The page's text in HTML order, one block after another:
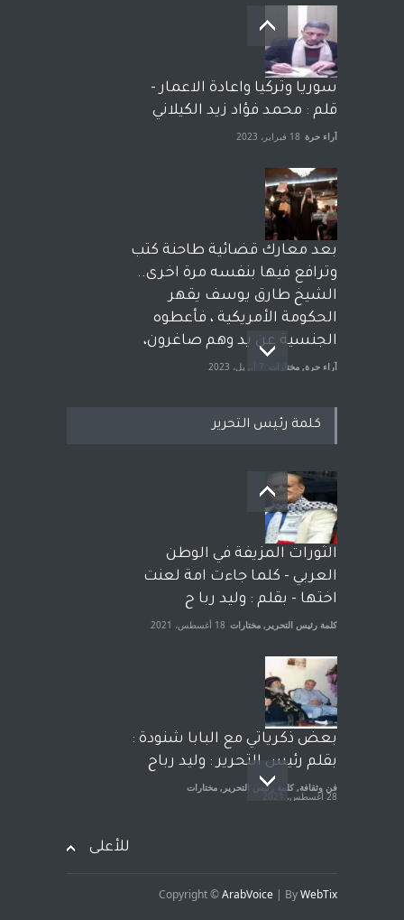
سوريا وتركيا واعادة الاعمار -
قلم : محمد فؤاد زيد الكيلاني
آراء حرة 18 فبراير، 2023
بعد معارك قضائية طاحنة كتب
وترافع فيها بنفسه مرة اخرى..
الشيخ طارق يوسف يقهر
الحكومة الأمريكية ، فأعطوه
الجنسية عن يد وهم صاغرون،
آراء حرة, مختارات
معاناة زلزال سوريّة تفضح:
زيف ديمقراطية الغرب! قلم :
رشاد أبو شاورآراء حرة ..
آراء حرة 18 فبراير، 2023
كلمة رئيس التحرير
الثورات المزيفة في الوطن
العربي - كلما جاءت امة لعنت
اختها - بقلم : وليد ربا ح
كلمة رئيس التحرير , مختارات 18 أغسطس، 2021
بعض ذكرياتي مع البابا شنودة :
بقلم رئيس التحرير : وليد رباح
فن وثقافة, كلمة رئيس التحرير , مختارات
28 أغسطس، 2021
للأعلى
Copyright ©ArabVoice | ByWebTix